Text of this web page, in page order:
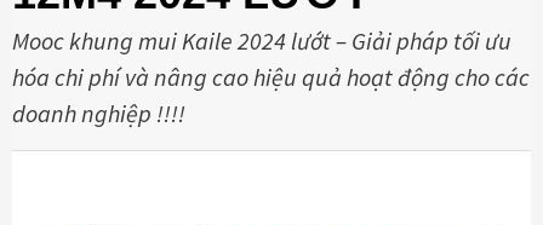
Mooc khung mui Kaile 2024 lướt – Giải pháp tối ưu
hóa chi phí và nâng cao hiệu quả hoạt động cho các
doanh nghiệp !!!!